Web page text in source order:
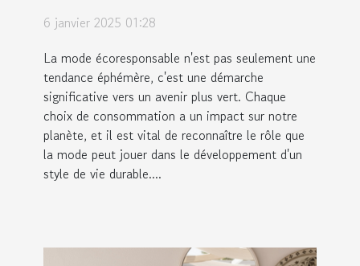
écoresponsable
6 janvier 2025 01:28
La mode écoresponsable n'est pas seulement une
tendance éphémère, c'est une démarche
significative vers un avenir plus vert. Chaque
choix de consommation a un impact sur notre
planète, et il est vital de reconnaître le rôle que
la mode peut jouer dans le développement d'un
style de vie durable....